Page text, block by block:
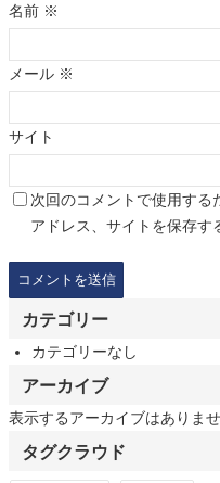
名前 ※
メール ※
サイト
次回のコメントで使用する
アドレス、サイトを保存す
カテゴリー
カテゴリーなし
アーカイブ
表示するアーカイブはありませ
タグクラウド